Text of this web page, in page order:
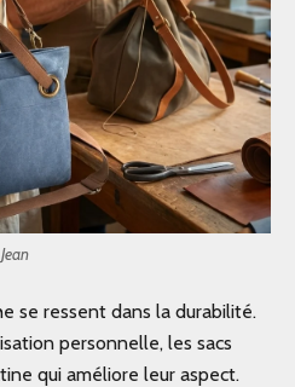
se ressent dans la durabilité.
personnelle, les sacs
qui améliore leur aspect.